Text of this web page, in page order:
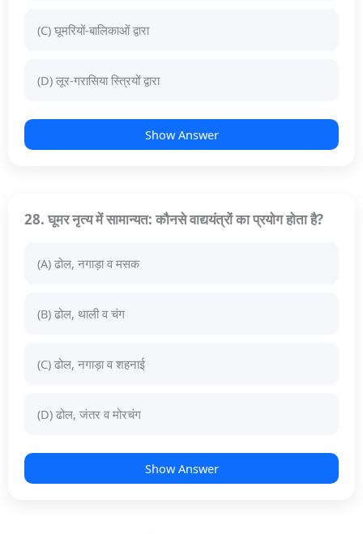
(C) घूमरियों-बालिकाओं द्वारा
(D) लूर-गरासिया स्त्रियों द्वारा
Show Answer
28. घूमर नृत्य में सामान्यत: कौनसे वाद्ययंत्रों का प्रयोग होता है?
(A) ढोल, नगाड़ा व मसक
(B) ढोल, थाली व चंग
(C) ढोल, नगाड़ा व शहनाई
(D) ढोल, जंतर व मोरचंग
Show Answer